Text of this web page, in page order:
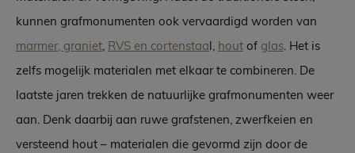
kunnen grafmonumenten ook vervaardigd worden van
marmer, graniet, RVS en cortenstaal, hout of glas. Het is
zelfs mogelijk materialen met elkaar te combineren. De
laatste jaren trekken de natuurlijke grafmonumenten weer
aan. Denk daarbij aan ruwe grafstenen, zwerfkeien en
versteend hout – materialen die gevormd zijn door de